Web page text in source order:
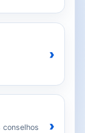
›
conselhos
›